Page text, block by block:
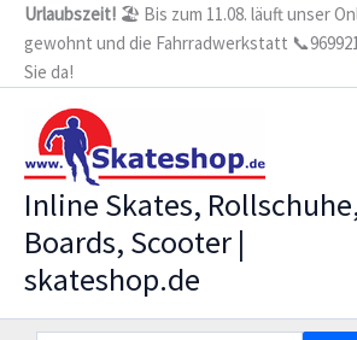
Zum
Inhalt
springen
Urlaubszeit! 🏖️ Bis zum 11.08. läuft unser
gewohnt und die Fahrradwerkstatt
Sie da!
Inline Skates,
Boards, Scooter |
skateshop.de
weiß
-
Airflow
Skate
Backpack
orange-
white
Menge